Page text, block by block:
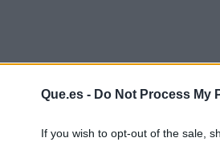
Que.es - Do Not Process My
If you wish to opt-out of the sale,